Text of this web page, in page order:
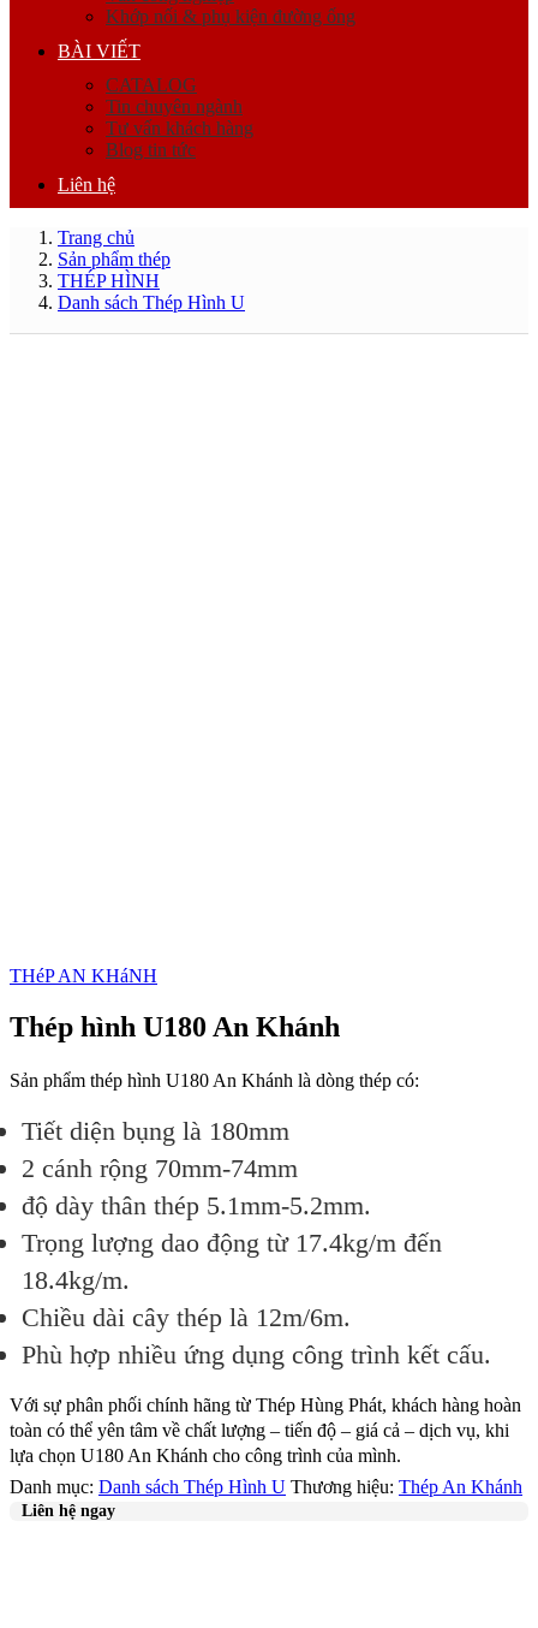
Khớp nối & phụ kiện đường ống
BÀI VIẾT
CATALOG
Tin chuyên ngành
Tư vấn khách hàng
Blog tin tức
Liên hệ
Trang chủ
Sản phẩm thép
THÉP HÌNH
Danh sách Thép Hình U
THéP AN KHáNH
Thép hình U180 An Khánh
Sản phẩm thép hình U180 An Khánh là dòng thép có:
Tiết diện bụng là 180mm
2 cánh rộng 70mm-74mm
độ dày thân thép 5.1mm-5.2mm.
Trọng lượng dao động từ 17.4kg/m đến
18.4kg/m.
Chiều dài cây thép là 12m/6m.
Phù hợp nhiều ứng dụng công trình kết cấu.
Với sự phân phối chính hãng từ Thép Hùng Phát, khách hàng hoàn
toàn có thể yên tâm về chất lượng – tiến độ – giá cả – dịch vụ, khi
lựa chọn U180 An Khánh cho công trình của mình.
Danh mục: Danh sách Thép Hình U Thương hiệu: Thép An Khánh
Liên hệ ngay